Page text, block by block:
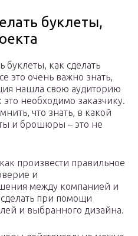
буклеты,
буклеты, как сделать
это очень важно знать,
нашла свою аудиторию
это необходимо заказчику.
что знать, в какой
и брошюры – это не
произвести правильное
и
между компанией и
при помощи
и выбранного дизайна.